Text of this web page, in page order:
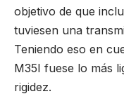
objetivo de que
tuviesen una
Teniendo eso en
M35I fuese lo más
rigidez.